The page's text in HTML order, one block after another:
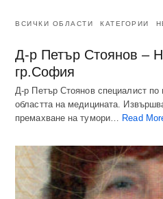
ВСИЧКИ ОБЛАСТИ КАТЕГОРИИ
Д-р Петър Стоянов –
гр.София
Д-р Петър Стоянов специалист по
областта на медицината.
премахване на тумори…
Read